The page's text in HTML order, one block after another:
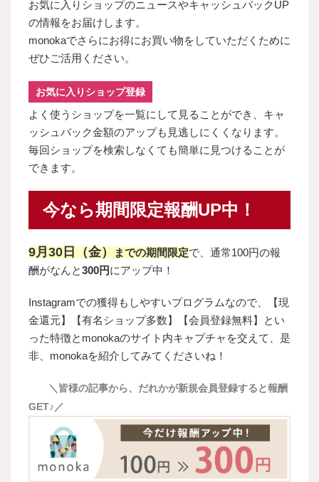
お気に入りショップのニュースやキャッシュバックUP
の情報をお届けします。
monokaでさらにお得にお買い物をしていただくために
ぜひご活用ください。
お気に入りショップ登録
よく使うショップを一覧にして見ることができ、キャ
ッシュバック金額のアップも見逃しにくくなります。
毎回ショップを検索しなくても簡単に見つけることが
できます。
今なら期間限定報酬UP中！
9月30日（金） までの期間限定で、通常100円の報
酬がなんと300円にアップ中！
Instagramでの獲得もしやすいプログラムなので、【現
金還元】【有名ショップ多数】【会員登録無料】とい
った特徴とmonokaのサイト内キャプチャを交えて、是
非、monokaを紹介してみてくださいね！
＼皆様の記事から、だれかが新規会員登録すると報酬
GET♪／